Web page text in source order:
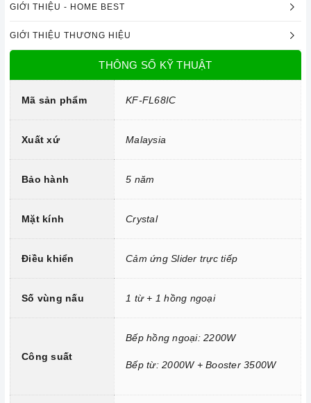
Bếp từ kết hợp hồng ngoại KAFF KF-FL68IC
với màu đen chủ đạo. Bếp được thiết kế lắp đặt âm cùng
2 vùng nấu đem đến sự tiện lợi và sang trọng cho căn bếp
Bếp được trang bị mặt kính Schott Ceran siêu bền, chịu lực
và chịu nhiệt tốt, dễ vệ sinh.
Mặt kính Schott Ceran chịu lực, chịu nhiệt
GIỚI THIỆU - HOME BEST
GIỚI THIỆU THƯƠNG HIỆU
THÔNG SỐ KỸ THUẬT
Mã sản phẩm KF-FL68IC
Xuất xứ Malaysia
Bảo hành 5 năm
Mặt kính Crystal
Điều khiển Cảm ứng Slider trực tiếp
Số vùng nấu 1 từ + 1 hồng ngoại
Công suất
Bếp hồng ngoại: 2200W
Bếp từ: 2000W + Booster 3500W